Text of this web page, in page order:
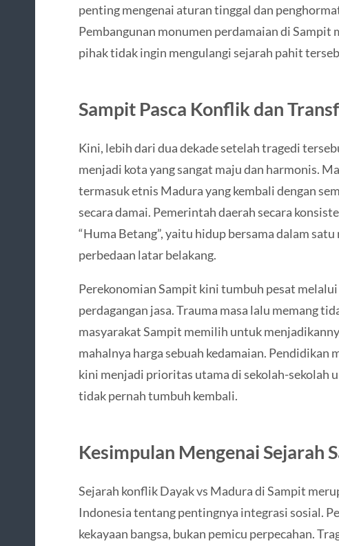
penting mengenai aturan tinggal dan
Pembangunan monumen perdamaian di Sampit
pihak tidak ingin mengulangi sejarah pahit
Sampit Pasca Konflik dan
Kini, lebih dari dua dekade setelah tragedi
menjadi kota yang sangat maju dan harmonis.
termasuk etnis Madura yang kembali dengan
secara damai. Pemerintah daerah secara
“Huma Betang”, yaitu hidup bersama dalam
perbedaan latar belakang.
Perekonomian Sampit kini tumbuh pesat
perdagangan jasa. Trauma masa lalu memang
masyarakat Sampit memilih untuk
mahalnya harga sebuah kedamaian. Pendidikan
kini menjadi prioritas utama di sekolah-
tidak pernah tumbuh kembali.
Kesimpulan Mengenai Sejarah
Sejarah konflik Dayak vs Madura di Sampit
Indonesia tentang pentingnya integrasi sosial.
kekayaan bangsa, bukan pemicu perpecahan.